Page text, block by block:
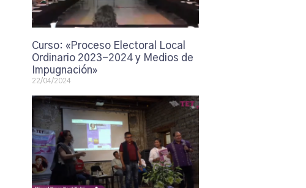
Curso: «Proceso Electoral Local
Ordinario 2023-2024 y Medios de
Impugnación»
22/04/2024